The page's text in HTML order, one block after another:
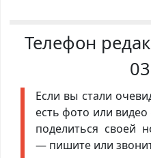
Телефон
Если вы стали
есть фото или
поделиться своей
— пишите или